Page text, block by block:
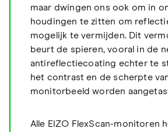
maar dwingen ons ook om in
houdingen te zitten om
mogelijk te vermijden. Dit
beurt de spieren, vooral in de
antireflectiecoating echter te
het contrast en de scherpte
monitorbeeld worden
Alle EIZO FlexScan-monitoren